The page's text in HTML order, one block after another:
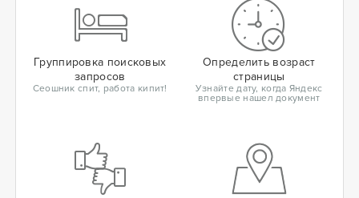
Группировка поисковых
запросов
Сеошник спит, работа кипит!
Определить возраст
страницы
Узнайте дату, когда Яндекс
впервые нашел документ